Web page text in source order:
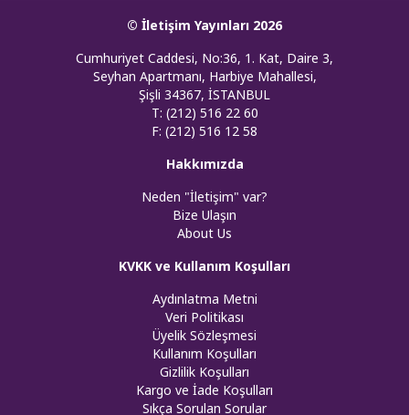
© İletişim Yayınları 2026
Cumhuriyet Caddesi, No:36, 1. Kat, Daire 3,
Seyhan Apartmanı, Harbiye Mahallesi,
Şişli 34367, İSTANBUL
T: (212) 516 22 60
F: (212) 516 12 58
Hakkımızda
Neden "İletişim" var?
Bize Ulaşın
About Us
KVKK ve Kullanım Koşulları
Aydınlatma Metni
Veri Politikası
Üyelik Sözleşmesi
Kullanım Koşulları
Gizlilik Koşulları
Kargo ve İade Koşulları
Sıkça Sorulan Sorular